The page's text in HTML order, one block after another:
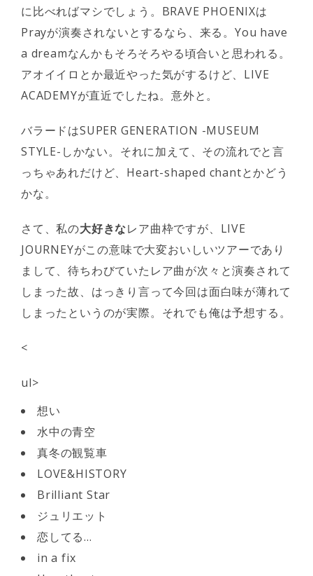
に比べればマシでしょう。BRAVE PHOENIXは
Prayが演奏されないとするなら、来る。You have
a dreamなんかもそろそろやる頃合いと思われる。
アオイイロとか最近やった気がするけど、LIVE
ACADEMYが直近でしたね。意外と。
バラードはSUPER GENERATION -MUSEUM
STYLE-しかない。それに加えて、その流れでと言
っちゃあれだけど、Heart-shaped chantとかどう
かな。
さて、私の大好きなレア曲枠ですが、LIVE
JOURNEYがこの意味で大変おいしいツアーであり
まして、待ちわびていたレア曲が次々と演奏されて
しまった故、はっきり言って今回は面白味が薄れて
しまったというのが実際。それでも俺は予想する。
<
ul>
想い
水中の青空
真冬の観覧車
LOVE&HISTORY
Brilliant Star
ジュリエット
恋してる…
in a fix